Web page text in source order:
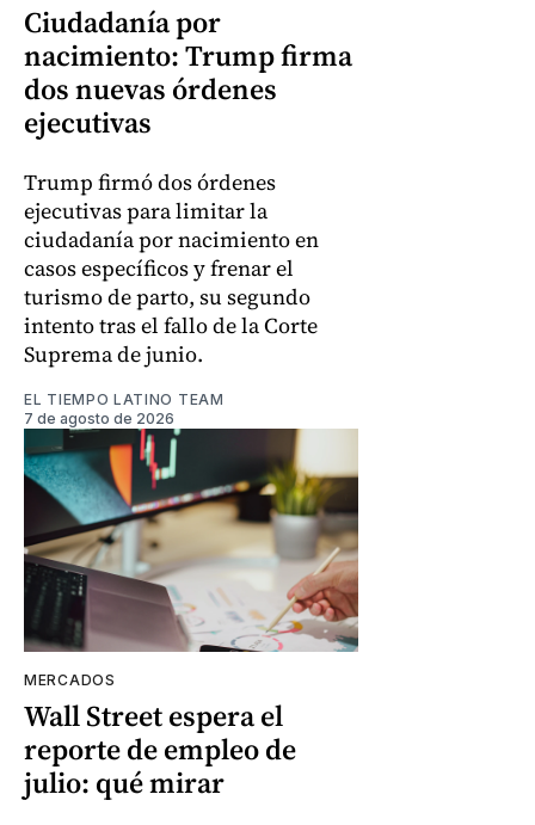
Ciudadanía por
nacimiento: Trump firma
dos nuevas órdenes
ejecutivas
Trump firmó dos órdenes
ejecutivas para limitar la
ciudadanía por nacimiento en
casos específicos y frenar el
turismo de parto, su segundo
intento tras el fallo de la Corte
Suprema de junio.
EL TIEMPO LATINO TEAM
7 de agosto de 2026
MERCADOS
Wall Street espera el
reporte de empleo de
julio: qué mirar